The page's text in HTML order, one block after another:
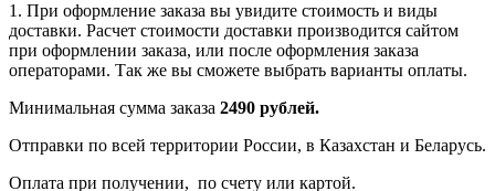
1. При оформление заказа вы увидите стоимость и виды
доставки. Расчет стоимости доставки производится сайтом
при оформлении заказа, или после оформления заказа
операторами. Так же вы сможете выбрать варианты оплаты.
Минимальная сумма заказа 2490 рублей.
Отправки по всей территории России, в Казахстан и Беларусь.
Оплата при получении, по счету или картой.